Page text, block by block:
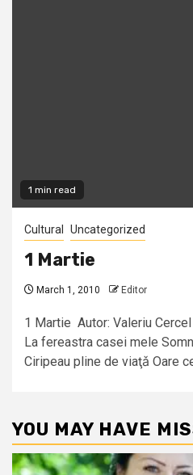
1 min read
Cultural Uncategorized
1 Martie
March 1, 2010 Editor
1 Martie Autor: Valeriu
La fereastra casei mele
Ciripeau pline de viaţǎ Oare
YOU MAY HAVE